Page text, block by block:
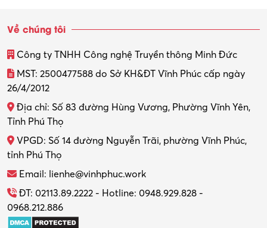
Thiết kế nội thất
Thợ máy – Ô tô – Xe máy
Thực tập
Tổ chức sự kiện – Quà tặng
Trợ lý
Về chúng tôi
Công ty TNHH Công nghệ Truyền thông Minh Đức
MST: 2500477588 do Sở KH&ĐT Vĩnh Phúc cấp ngày
26/4/2012
Địa chỉ: Số 83 đường Hùng Vương, Phường Vĩnh Yên,
Tỉnh Phú Thọ
VPGD: Số 14 đường Nguyễn Trãi, phường Vĩnh Phúc,
tỉnh Phú Thọ
Email: lienhe@vinhphuc.work
ĐT: 02113.89.2222 - Hotline: 0948.929.828 -
0968.212.886